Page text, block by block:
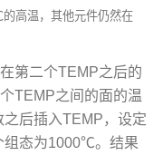
高温，其他元件仍然在
第二个TEMP之后的
TEMP之间的面的温
后插入TEMP，设定
组态为1000℃。结果